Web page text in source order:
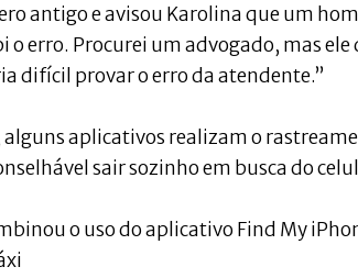
antigo e avisou Karolina que um
o erro. Procurei um advogado, mas ele
difícil provar o erro da atendente.”
aplicativos realizam o
sair sozinho em busca do
o uso do aplicativo Find My